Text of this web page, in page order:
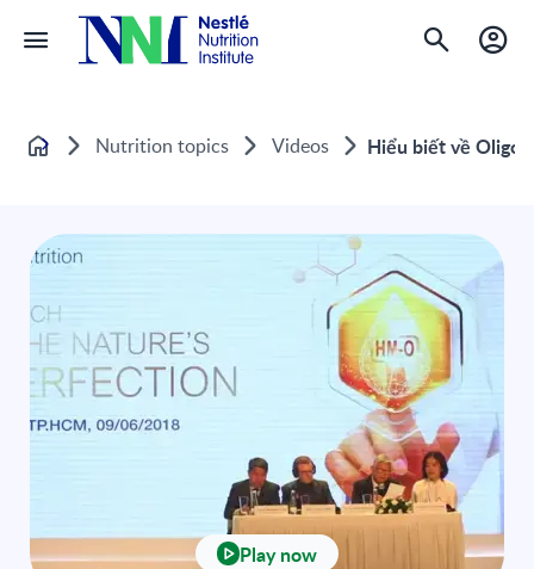
Home Nutrition topics Videos Hiểu biết về
Play now